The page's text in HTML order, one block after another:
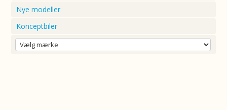
Nye modeller
Konceptbiler